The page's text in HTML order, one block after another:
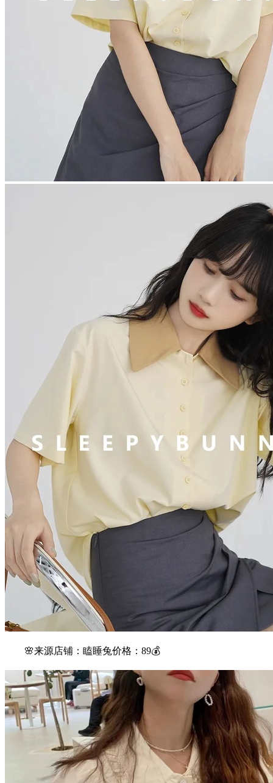
🌸来源店铺：瞌睡兔价格：89💰